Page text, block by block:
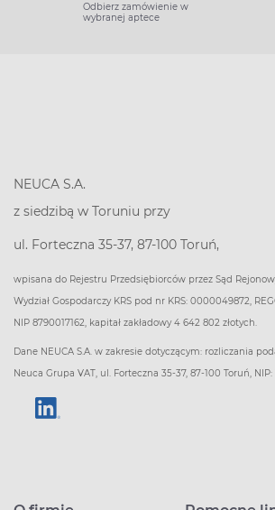
Odbierz zamówienie w
wybranej aptece
NEUCA S.A.
z siedzibą w Toruniu przy
ul. Forteczna 35-37, 87-100 Toruń,
wpisana do Rejestru Przedsiębiorców przez Sąd
Wydział Gospodarczy KRS pod nr KRS: 0000049872,
NIP 8790017162, kapitał zakładowy 4 642 802 złotych.
Dane NEUCA S.A. w zakresie dotyczącym: rozliczania
Neuca Grupa VAT, ul. Forteczna 35-37, 87-100 Toruń,